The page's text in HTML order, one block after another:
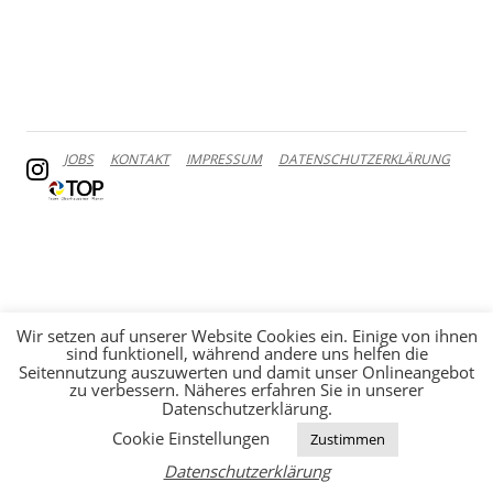
JOBS KONTAKT IMPRESSUM DATENSCHUTZERKLÄRUNG
Wir setzen auf unserer Website Cookies ein. Einige von ihnen
sind funktionell, während andere uns helfen die
Seitennutzung auszuwerten und damit unser Onlineangebot
zu verbessern. Näheres erfahren Sie in unserer
Datenschutzerklärung.
Cookie Einstellungen
Zustimmen
Datenschutzerklärung